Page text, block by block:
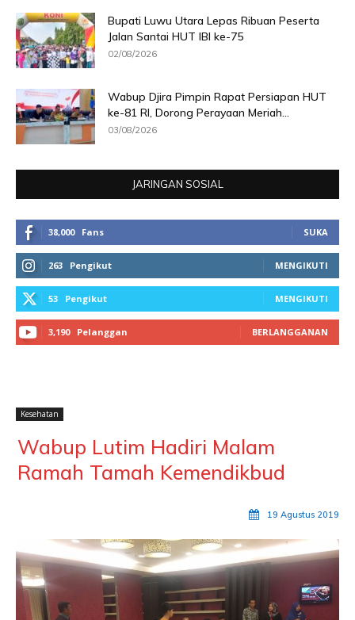
Bupati Luwu Utara Lepas Ribuan Peserta
Jalan Santai HUT IBI ke-75
02/08/2026
Wabup Djira Pimpin Rapat Persiapan HUT
ke-81 RI, Dorong Perayaan Meriah...
03/08/2026
JARINGAN SOSIAL
38,000 Fans SUKA
263 Pengikut MENGIKUTI
53 Pengikut MENGIKUTI
3,190 Pelanggan BERLANGGANAN